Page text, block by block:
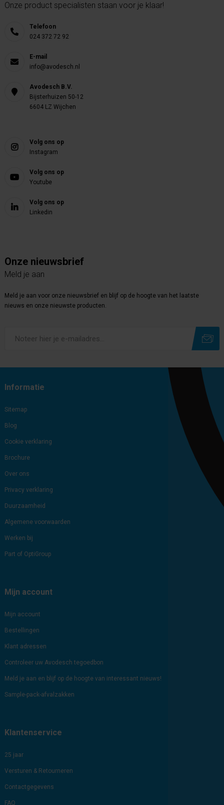
Onze product specialisten staan voor je klaar!
Telefoon
024 372 72 92
E-mail
info@avodesch.nl
Avodesch B.V.
Bijsterhuizen 50-12
6604 LZ Wijchen
Volg ons op
Instagram
Volg ons op
Youtube
Volg ons op
Linkedin
Onze nieuwsbrief
Meld je aan
Meld je aan voor onze nieuwsbrief en blijf op de hoogte van het laatste
nieuws en onze nieuwste producten.
Informatie
Sitemap
Blog
Cookie verklaring
Brochure
Over ons
Privacy verklaring
Duurzaamheid
Algemene voorwaarden
Werken bij
Part of OptiGroup
Mijn account
Mijn account
Bestellingen
Klant adressen
Controleer uw Avodesch tegoedbon
Meld je aan en blijf op de hoogte van interessant nieuws!
Sample-pack-afvalzakken
Klantenservice
25 jaar
Versturen & Retourneren
Contactgegevens
FAQ